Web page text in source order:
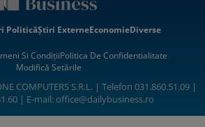
PoliticăȘtiri ExterneEconomieDiverse
Si CondițiiPolitica De Confidentialitate
Modifică Setările
COMPUTERS S.R.L. | Telefon 031.860.51.09 |
| E-mail:office@dailybusiness.ro